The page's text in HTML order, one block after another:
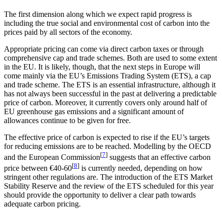
The first dimension along which we expect rapid progress is
including the true social and environmental cost of carbon into the
prices paid by all sectors of the economy.
Appropriate pricing can come via direct carbon taxes or through
comprehensive cap and trade schemes. Both are used to some extent
in the EU. It is likely, though, that the next steps in Europe will
come mainly via the EU’s Emissions Trading System (ETS), a cap
and trade scheme. The ETS is an essential infrastructure, although it
has not always been successful in the past at delivering a predictable
price of carbon. Moreover, it currently covers only around half of
EU greenhouse gas emissions and a significant amount of
allowances continue to be given for free.
The effective price of carbon is expected to rise if the EU’s targets
for reducing emissions are to be reached. Modelling by the OECD
and the European Commission[7] suggests that an effective carbon
price between €40-60[8] is currently needed, depending on how
stringent other regulations are. The introduction of the ETS Market
Stability Reserve and the review of the ETS scheduled for this year
should provide the opportunity to deliver a clear path towards
adequate carbon pricing.